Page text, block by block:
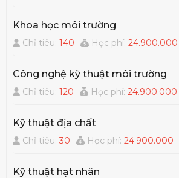
Khoa học môi trường
Chỉ tiêu:140 Học phí:24.900.000
Công nghệ kỹ thuật môi trường
Chỉ tiêu:120 Học phí:24.900.000
Kỹ thuật địa chất
Chỉ tiêu:30 Học phí:24.900.000
Kỹ thuật hạt nhân